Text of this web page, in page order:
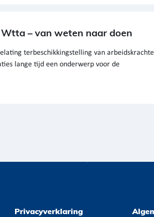
– van weten naar doen
terbeschikkingstelling van
lange tijd een onderwerp voor de
Privacyverklaring